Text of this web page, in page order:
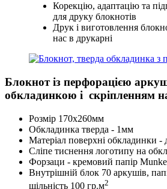
Корекцію, адаптацію та
для друку блокнотів
Друк і виготовлення
нас в друкарні
Блокнот із перфорацією
обкладинкою і скріпленням
Розмір 170х260мм
Обкладинка тверда - 1мм
Матеріал поверхні обкладинки -
Сліпе тиснення логотипу на
Форзаци - кремовий папір
Внутрішній блок 70 аркушів,
щільність 100 гр.м2